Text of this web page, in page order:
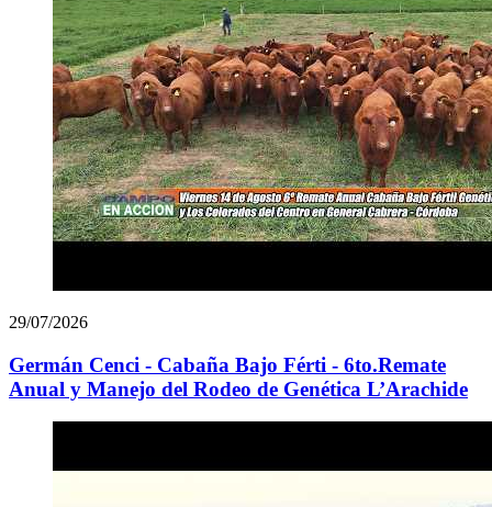
29/07/2026
Germán Cenci - Cabaña Bajo Férti - 6to.Remate
Anual y Manejo del Rodeo de Genética L’Arachide